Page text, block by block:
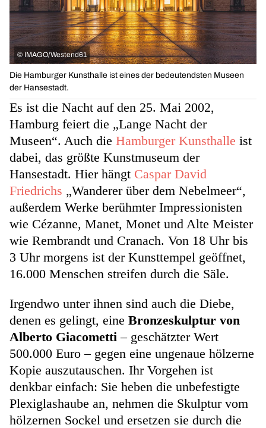
© IMAGO/Westend61
Die Hamburger Kunsthalle ist eines der bedeutendsten Museen
der Hansestadt.
Es ist die Nacht auf den 25. Mai 2002,
Hamburg feiert die „Lange Nacht der
Museen“. Auch die Hamburger Kunsthalle ist
dabei, das größte Kunstmuseum der
Hansestadt. Hier hängt Caspar David
Friedrichs „Wanderer über dem Nebelmeer“,
außerdem Werke berühmter Impressionisten
wie Cézanne, Manet, Monet und Alte Meister
wie Rembrandt und Cranach. Von 18 Uhr bis
3 Uhr morgens ist der Kunsttempel geöffnet,
16.000 Menschen streifen durch die Säle.
Irgendwo unter ihnen sind auch die Diebe,
denen es gelingt, eine Bronzeskulptur von
Alberto Giacometti– geschätzter Wert
500.000 Euro – gegen eine ungenaue hölzerne
Kopie auszutauschen. Ihr Vorgehen ist
denkbar einfach: Sie heben die unbefestigte
Plexiglashaube an, nehmen die Skulptur vom
hölzernen Sockel und ersetzen sie durch die